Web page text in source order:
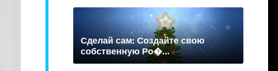
Сделай сам: Создайте свою
собственную Ро�...